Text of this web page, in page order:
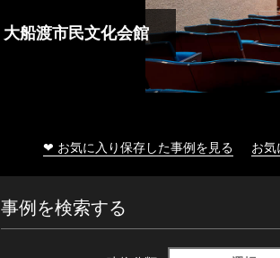
大船渡市民文化会館
❤ お気に入り保存した事例を見る お
事例を検索する